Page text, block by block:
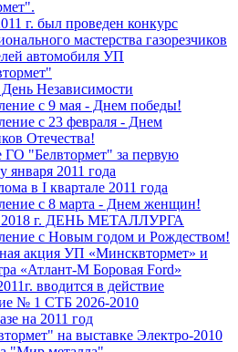
г. был проведен конкурс
мастерства газорезчиков
автомобиля УП
Независимости
с 9 мая - Днем победы!
с 23 февраля - Днем
Отечества!
ГО "Белвтормет" за первую
января 2011 года
в I квартале 2011 года
с 8 марта - Днем женщин!
2018 г. ДЕНЬ МЕТАЛЛУРГА
с Новым годом и Рождеством!
акция УП «Минсквтормет» и
«Атлант-М Боровая Ford»
вводится в действие
№ 1 СТБ 2026-2010
на 2011 год
на выставке Электро-2010